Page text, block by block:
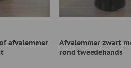
afvalemmer
Afvalemmer zwart
rond tweedehands